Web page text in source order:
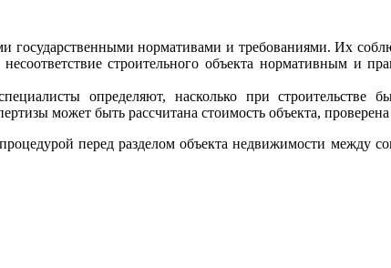
нормативами и требованиями. Их
строительного объекта нормативным и
определяют, насколько при
может быть рассчитана стоимость объекта,
перед разделом объекта недвижимости между